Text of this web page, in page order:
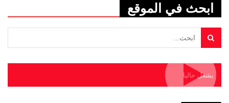
ابحث في الموقع
يشغل حاليا